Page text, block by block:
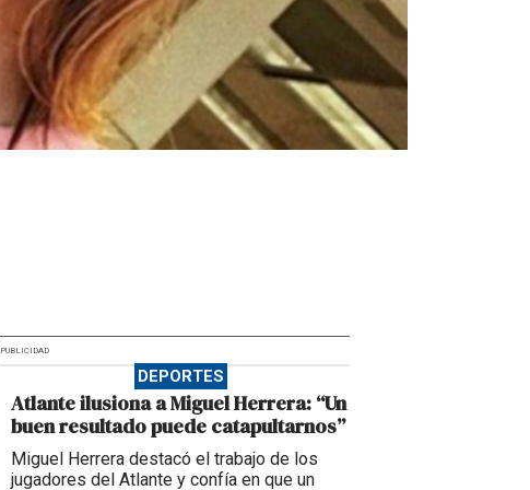
PUBLICIDAD
DEPORTES
Atlante ilusiona a Miguel Herrera: “Un
buen resultado puede catapultarnos”
Miguel Herrera destacó el trabajo de los
jugadores del Atlante y confía en que un